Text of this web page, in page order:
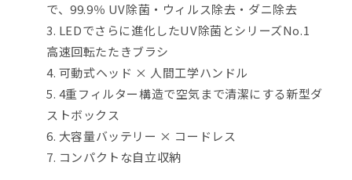
で、99.9％ UV除菌・ウィルス除去・ダニ除去
LEDでさらに進化したUV除菌とシリーズNo.1
高速回転たたきブラシ
可動式ヘッド × 人間工学ハンドル
4重フィルター構造で空気まで清潔にする新型ダ
ストボックス
大容量バッテリー × コードレス
コンパクトな自立収納